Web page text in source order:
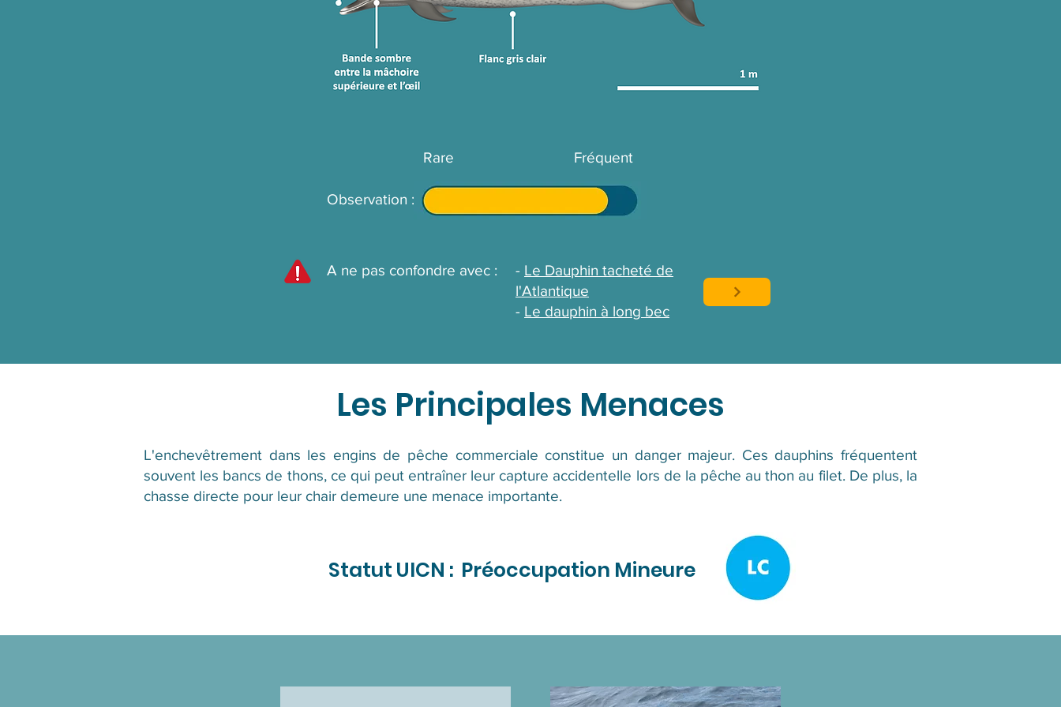
Rare Fréquent
Observation :
A ne pas confondre avec : - Le Dauphin tacheté de
l'Atlantique
- Le dauphin à long bec
Les Principales Menaces
L'enchevêtrement dans les engins de pêche commerciale constitue un danger majeur. Ces dauphins fréquentent
souvent les bancs de thons, ce qui peut entraîner leur capture accidentelle lors de la pêche au thon au filet. De plus, la
chasse directe pour leur chair demeure une menace importante.
Préoccupation Mineure
Statut UICN :